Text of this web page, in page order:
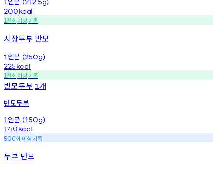
200kcal
1천회 이상기록
시장두부 반모
1 인분 (250g)
225kcal
1천회 이상기록
반모두부 1개
반모두부
1 인분 (150g)
140kcal
500회 이상기록
두부 반모